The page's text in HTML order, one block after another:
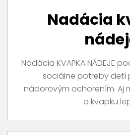
Nadácia
Nadácia KVAPKA NÁDEJE
sociálne potreby detí
nádorovým ochorením. Aj
o kvapku